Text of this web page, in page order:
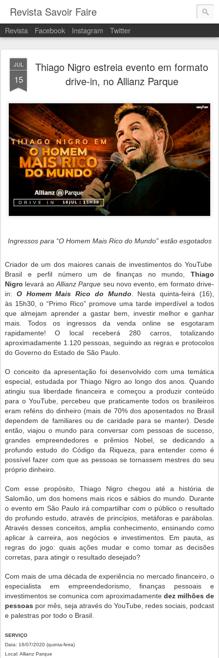
Revista Savoir Faire
Revista Facebook Instagram Twitter
JUL
15
Thiago Nigro estreia evento em formato
drive-in, no Allianz Parque
Ingressos para “O Homem Mais Rico do Mundo” estão esgotados
Criador de um dos maiores canais de investimentos do YouTube
Brasil e perfil número um de finanças no mundo, Thiago
Nigro levará ao Allianz Parque seu novo evento, em formato drive-
in: O Homem Mais Rico do Mundo
Nesta quinta-feira (16),
às 15h30, o “Primo Rico” promove uma tarde imperdível a todos
que almejam aprender a gastar bem, investir melhor e ganhar
mais. Todos os ingressos da venda online se esgotaram
rapidamente! O local receberá 280 carros, totalizando
aproximadamente 1.120 pessoas, seguindo as regras e protocolos
do Governo do Estado de São Paulo.
O conceito da apresentação foi desenvolvido com uma temática
especial, estudada por Thiago Nigro ao longo dos anos. Quando
atingiu sua liberdade financeira e começou a produzir conteúdo
para o YouTube, percebeu que praticamente todos os brasileiros
eram reféns do dinheiro (mais de 70% dos aposentados no Brasil
dependem de familiares ou de caridade para se manter). Desde
então, viajou o mundo para conversar com pessoas de sucesso,
grandes empreendedores e prêmios Nobel, se dedicando a
profundo estudo do Código da Riqueza, para entender como é
possível fazer com que as pessoas se tornassem mestres do seu
próprio dinheiro.
Com esse propósito, Thiago Nigro chegou até a história de
Salomão, um dos homens mais ricos e sábios do mundo. Durante
o evento em São Paulo irá compartilhar com o público o resultado
do profundo estudo, através de princípios, metáforas e parábolas.
Através desses conceitos, amplia conhecimento, ensinando como
aplicar à carreira, aos negócios e investimentos. Em pauta, as
regras do jogo: quais ações mudar e como tomar as decisões
corretas, para atingir o resultado desejado?
Com mais de uma década de experiência no mercado financeiro, o
especialista em empreendedorismo, finanças pessoais e
investimentos se comunica com aproximadamente dez milhões de
pessoas por mês, seja através do YouTube, redes sociais, podcast
e palestras por todo o Brasil.
SERVIÇO
Data: 16/07/2020 (quinta-feira)
Local: Allianz Parque